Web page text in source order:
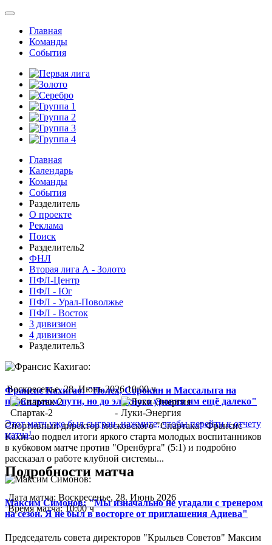
Главная
Команды
События
Главная
Календарь
Команды
События
Разделитель
О проекте
Реклама
Поиск
Разделитель2
ФНЛ
Вторая лига А - Золото
ПФЛ-Центр
ПФЛ - Юг
ПФЛ - Урал-Поволжье
ПФЛ - Восток
3 дивизион
4 дивизион
Разделитель3
Франсис Кахигао: "Полех, Сорокин и Массалыга на
правильном пути, но до элитного уровня им ещё далеко"
Спортивный директор московского "Спартака" Франсис
Кахигао подвел итоги яркого старта молодых воспитанников
в кубковом матче против "Оренбурга" (5:1) и подробно
рассказал о работе клубной системы...
Максим Симонов: "Мы изначально не угадали с тренером
на сезон. Я не был в восторге от приглашения Адиева"
Председатель совета директоров "Крыльев Советов" Максим
Воскресенье, 28. Июнь 2026 10:00 ч
Спартак-2 - Луки-Энергия
Этот матч уже был сыгран, нажмите, чтобы перейти к отчету
матча!
Подробности матча
Дата матча: Воскресенье, 28. Июнь 2026
Время матча: 10:00 ч